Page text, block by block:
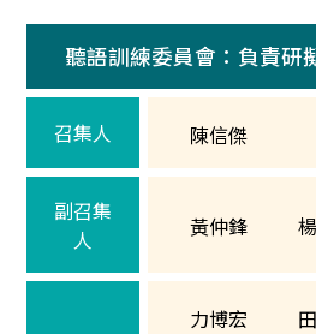
聽語訓練委員會：負責研
召集人 陳信傑
副召集
人
黃仲鋒
力博宏